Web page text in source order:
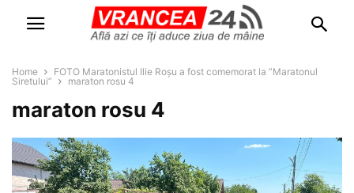
Home
FOTO Maratonistul Ilie Roșu a fost comemorat la ”Maratonul
Siretului”
maraton rosu 4
maraton rosu 4